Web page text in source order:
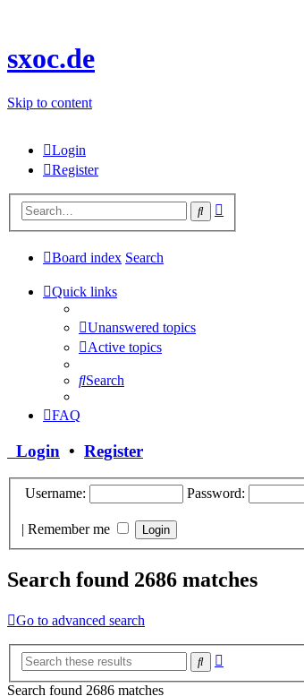
sxoc.de
Skip to content
Login
Register
Search
Board index Search
Quick links
Unanswered topics
Active topics
Search
FAQ
Login • Register
Username: Password:
| Remember me
Search found 2686 matches
Go to advanced search
Search
Search found 2686 matches